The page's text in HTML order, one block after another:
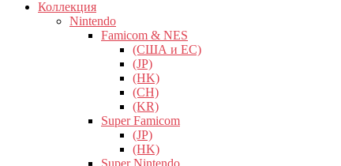
Коллекция
Nintendo
Famicom & NES
(США и ЕС)
(JP)
(HK)
(CH)
(KR)
Super Famicom
(JP)
(HK)